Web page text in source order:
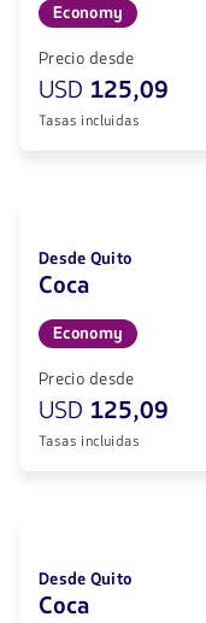
Economy
Precio desde
USD 125,09
Tasas incluidas
Desde Quito
Coca
Economy
Precio desde
USD 125,09
Tasas incluidas
Desde Quito
Coca